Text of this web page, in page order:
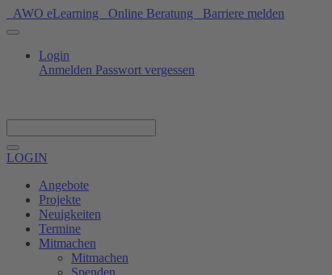
AWO eLearning Online Beratung Barriere melden
Login
Anmelden Passwort vergessen
LOGIN
Angebote
Projekte
Neuigkeiten
Termine
Mitmachen
Mitmachen
Spenden